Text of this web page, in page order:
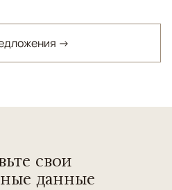
→
свои
данные